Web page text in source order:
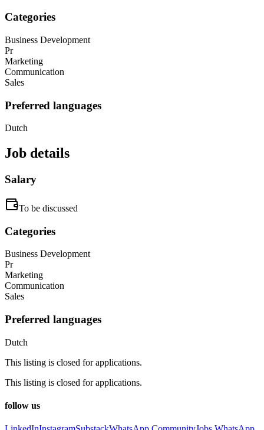
Categories
Business Development
Pr
Marketing
Communication
Sales
Preferred languages
Dutch
Job details
Salary
To be discussed
Categories
Business Development
Pr
Marketing
Communication
Sales
Preferred languages
Dutch
This listing is closed for applications.
This listing is closed for applications.
follow us